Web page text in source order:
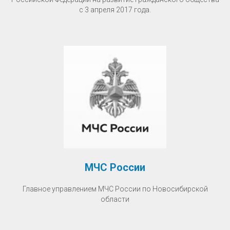
с 3 апреля 2017 года.
МЧС России
Главное управлением МЧС России по Новосибирской
области